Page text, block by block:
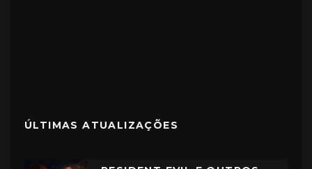
ÚLTIMAS ATUALIZAÇÕES